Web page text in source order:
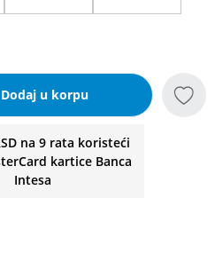
Dodaj u korpu
na 9 rata koristeći
kartice Banca
Intesa